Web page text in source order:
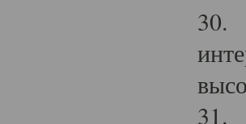
30.
31.